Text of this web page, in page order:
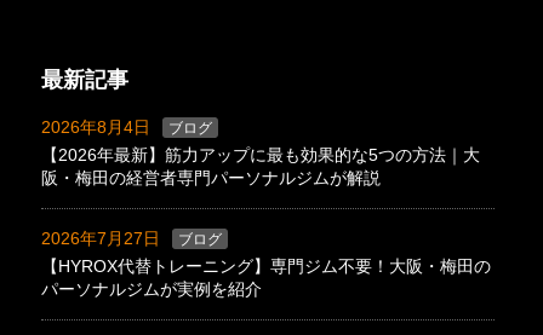
最新記事
2026年8月4日 ブログ
【2026年最新】筋力アップに最も効果的な5つの方法｜大
阪・梅田の経営者専門パーソナルジムが解説
2026年7月27日 ブログ
【HYROX代替トレーニング】専門ジム不要！大阪・梅田の
パーソナルジムが実例を紹介